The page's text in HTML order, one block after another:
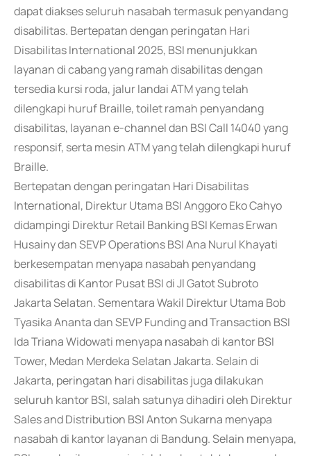
dapat diakses seluruh nasabah termasuk penyandang
disabilitas. Bertepatan dengan peringatan Hari
Disabilitas International 2025, BSI menunjukkan
layanan di cabang yang ramah disabilitas dengan
tersedia kursi roda, jalur landai ATM yang telah
dilengkapi huruf Braille, toilet ramah penyandang
disabilitas, layanan e-channel dan BSI Call 14040 yang
responsif, serta mesin ATM yang telah dilengkapi huruf
Braille.
Bertepatan dengan peringatan Hari Disabilitas
International, Direktur Utama BSI Anggoro Eko Cahyo
didampingi Direktur Retail Banking BSI Kemas Erwan
Husainy dan SEVP Operations BSI Ana Nurul Khayati
berkesempatan menyapa nasabah penyandang
disabilitas di Kantor Pusat BSI di Jl Gatot Subroto
Jakarta Selatan. Sementara Wakil Direktur Utama Bob
Tyasika Ananta dan SEVP Funding and Transaction BSI
Ida Triana Widowati menyapa nasabah di kantor BSI
Tower, Medan Merdeka Selatan Jakarta. Selain di
Jakarta, peringatan hari disabilitas juga dilakukan
seluruh kantor BSI, salah satunya dihadiri oleh Direktur
Sales and Distribution BSI Anton Sukarna menyapa
nasabah di kantor layanan di Bandung. Selain menyapa,